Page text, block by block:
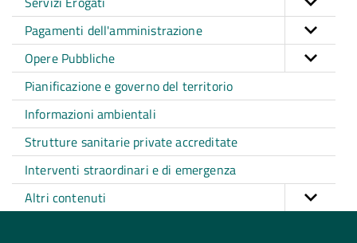
Pagamenti dell'amministrazione
Opere Pubbliche
Pianificazione e governo del territorio
Informazioni ambientali
Strutture sanitarie private accreditate
Interventi straordinari e di emergenza
Altri contenuti